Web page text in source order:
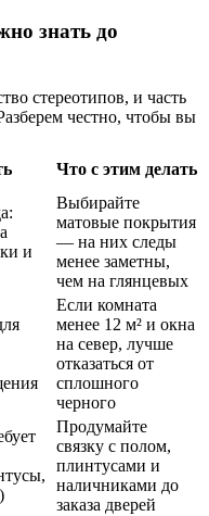
знать до
стереотипов, и часть
честно, чтобы вы
Что с этим делать
и
Выбирайте
матовые покрытия
— на них следы
менее заметны,
чем на глянцевых
Если комната
менее 12 м² и окна
на север, лучше
отказаться от
сплошного
черного
Продумайте
связку с полом,
плинтусами и
наличниками до
заказа дверей